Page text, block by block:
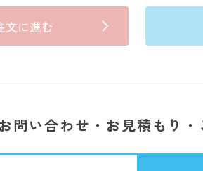
文に進む
問い合わせ・お見積もり